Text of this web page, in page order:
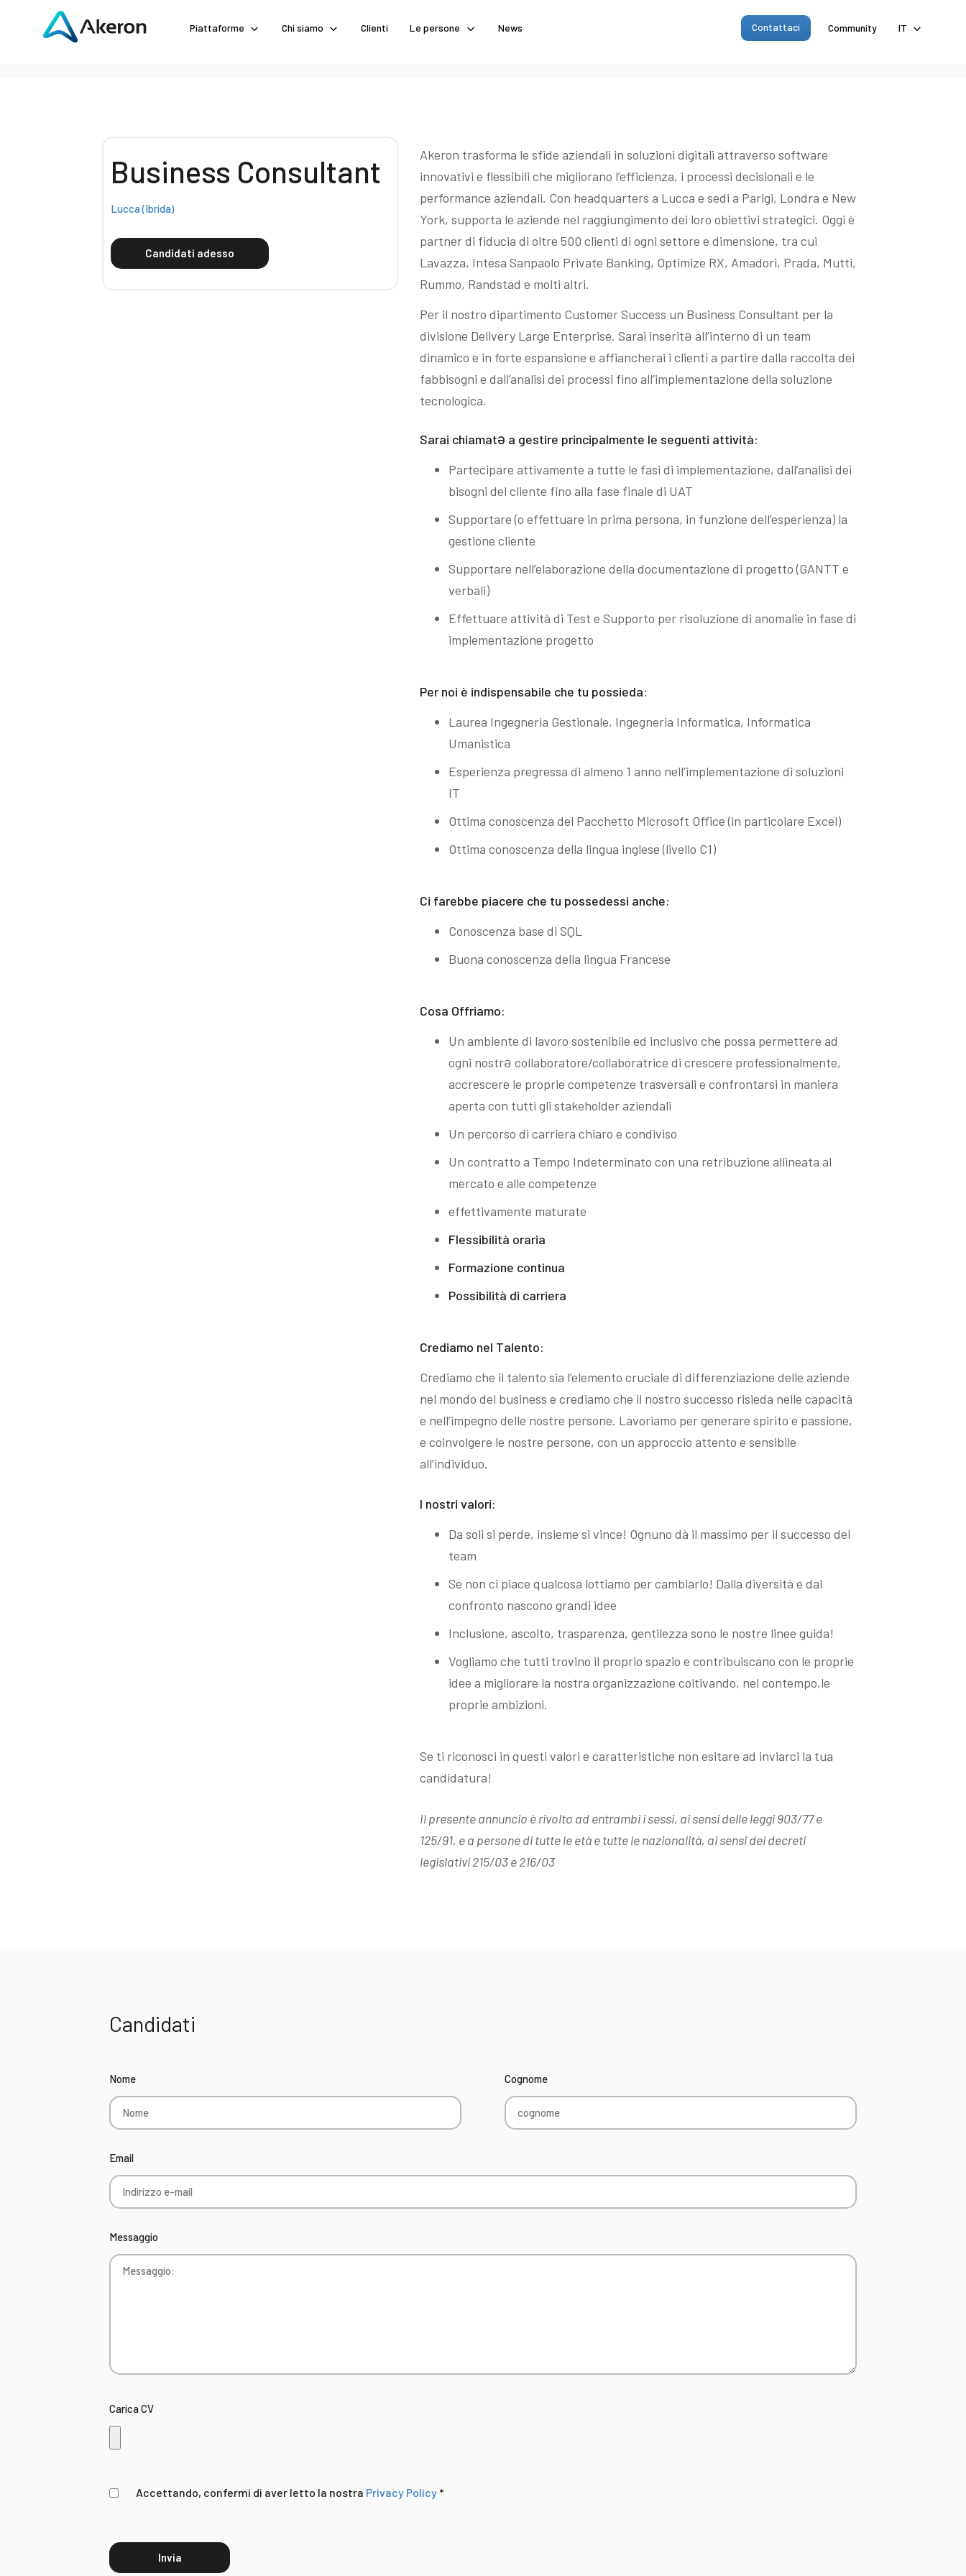
Piattaforme Chi siamo Clienti Le persone News Contattaci Community IT
Business Consultant
Lucca (Ibrida)
Candidati adesso
Akeron trasforma le sfide aziendali in soluzioni digitali attraverso software
innovativi e flessibili che migliorano l’efficienza, i processi decisionali e le
performance aziendali. Con headquarters a Lucca e sedi a Parigi, Londra e New
York, supporta le aziende nel raggiungimento dei loro obiettivi strategici. Oggi è
partner di fiducia di oltre 500 clienti di ogni settore e dimensione, tra cui
Lavazza, Intesa Sanpaolo Private Banking, Optimize RX, Amadori, Prada, Mutti,
Rummo, Randstad e molti altri.
Per il nostro dipartimento Customer Success un Business Consultant per la
divisione Delivery Large Enterprise. Sarai inseritƏ all’interno di un team
dinamico e in forte espansione e affiancherai i clienti a partire dalla raccolta dei
fabbisogni e dall’analisi dei processi fino all’implementazione della soluzione
tecnologica.
Sarai chiamatƏ a gestire principalmente le seguenti attività:
Partecipare attivamente a tutte le fasi di implementazione, dall’analisi dei
bisogni del cliente fino alla fase finale di UAT
Supportare (o effettuare in prima persona, in funzione dell’esperienza) la
gestione cliente
Supportare nell’elaborazione della documentazione di progetto (GANTT e
verbali)
Effettuare attività di Test e Supporto per risoluzione di anomalie in fase di
implementazione progetto
Per noi è indispensabile che tu possieda:
Laurea Ingegneria Gestionale, Ingegneria Informatica, Informatica
Umanistica
Esperienza pregressa di almeno 1 anno nell’implementazione di soluzioni
IT
Ottima conoscenza del Pacchetto Microsoft Office (in particolare Excel)
Ottima conoscenza della lingua inglese (livello C1)
Ci farebbe piacere che tu possedessi anche:
Conoscenza base di SQL
Buona conoscenza della lingua Francese
Cosa Offriamo:
Un ambiente di lavoro sostenibile ed inclusivo che possa permettere ad
ogni nostrƏ collaboratore/collaboratrice di crescere professionalmente,
accrescere le proprie competenze trasversali e confrontarsi in maniera
aperta con tutti gli stakeholder aziendali
Un percorso di carriera chiaro e condiviso
Un contratto a Tempo Indeterminato con una retribuzione allineata al
mercato e alle competenze
effettivamente maturate
Flessibilità oraria
Formazione continua
Possibilità di carriera
Crediamo nel Talento:
Crediamo che il talento sia l’elemento cruciale di differenziazione delle aziende
nel mondo del business e crediamo che il nostro successo risieda nelle capacità
e nell’impegno delle nostre persone. Lavoriamo per generare spirito e passione,
e coinvolgere le nostre persone, con un approccio attento e sensibile
all’individuo.
I nostri valori:
Da soli si perde, insieme si vince! Ognuno dà il massimo per il successo del
team
Se non ci piace qualcosa lottiamo per cambiarlo! Dalla diversità e dal
confronto nascono grandi idee
Inclusione, ascolto, trasparenza, gentilezza sono le nostre linee guida!
Vogliamo che tutti trovino il proprio spazio e contribuiscano con le proprie
idee a migliorare la nostra organizzazione coltivando, nel contempo,le
proprie ambizioni.
Se ti riconosci in questi valori e caratteristiche non esitare ad inviarci la tua
candidatura!
Il presente annuncio è rivolto ad entrambi i sessi, ai sensi delle leggi 903/77 e
125/91, e a persone di tutte le età e tutte le nazionalità, ai sensi dei decreti
legislativi 215/03 e 216/03
Candidati
Nome Cognome
Email
Messaggio
Carica CV
Accettando, confermi di aver letto la nostra Privacy Policy *